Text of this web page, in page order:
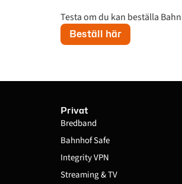
Testa om du kan beställa
Beställ här
Privat
Bredband
Bahnhof Safe
Integrity VPN
Streaming & TV